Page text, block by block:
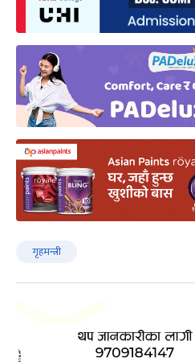
गृहमन्त्री